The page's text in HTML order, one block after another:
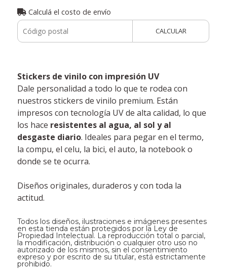
Calculá el costo de envío
CALCULAR
Stickers de vinilo con impresión UV
Dale personalidad a todo lo que te rodea con
nuestros stickers de vinilo premium. Están
impresos con tecnología UV de alta calidad, lo que
los hace resistentes al agua, al sol y al
desgaste diario. Ideales para pegar en el termo,
la compu, el celu, la bici, el auto, la notebook o
donde se te ocurra.
Diseños originales, duraderos y con toda la
actitud.
Todos los diseños, ilustraciones e imágenes presentes
en esta tienda están protegidos por la Ley de
Propiedad Intelectual. La reproducción total o parcial,
la modificación, distribución o cualquier otro uso no
autorizado de los mismos, sin el consentimiento
expreso y por escrito de su titular, está estrictamente
prohibido.